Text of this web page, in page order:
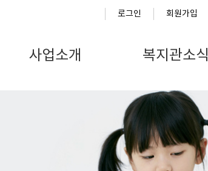
로그인 회원가입
사업소개 복지관소식